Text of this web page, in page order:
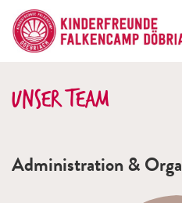
Unser Team
Administration &